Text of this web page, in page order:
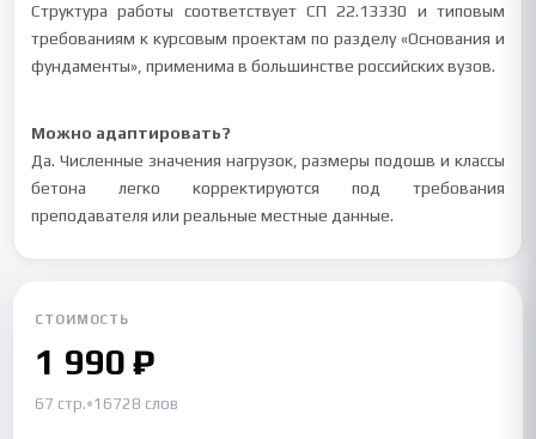
Структура работы соответствует СП 22.13330 и типовым
требованиям к курсовым проектам по разделу «Основания и
фундаменты», применима в большинстве российских вузов.
Можно адаптировать?
Да. Численные значения нагрузок, размеры подошв и классы
бетона легко корректируются под требования
преподавателя или реальные местные данные.
СТОИМОСТЬ
1 990 ₽
67 стр.•16728 слов